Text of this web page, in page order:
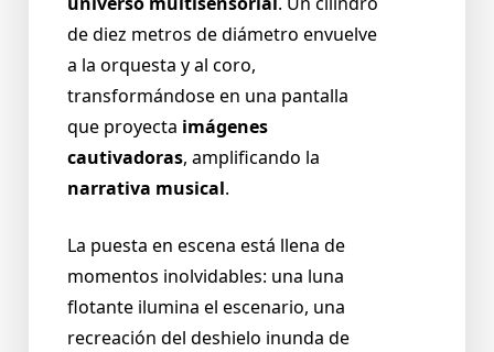
de diez metros de diámetro envuelve
a la orquesta y al coro,
transformándose en una pantalla
que proyecta imágenes
cautivadoras, amplificando la
narrativa musical.
La puesta en escena está llena de
momentos inolvidables: una luna
flotante ilumina el escenario, una
recreación del deshielo inunda de